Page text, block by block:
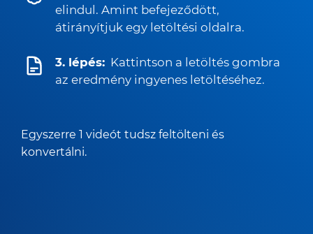
elindul. Amint befejeződött,
átirányítjuk egy letöltési oldalra.
3. lépés: Kattintson a letöltés gombra
az eredmény ingyenes letöltéséhez.
Egyszerre 1 videót tudsz feltölteni és
konvertálni.